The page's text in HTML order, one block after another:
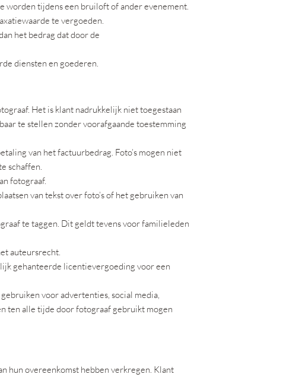
worden tijdens een bruiloft of ander evenement.
te vergoeden.
het bedrag dat door de
diensten en goederen.
Het is klant nadrukkelijk niet toegestaan
te stellen zonder voorafgaande toestemming
van het factuurbedrag. Foto’s mogen niet
schaffen.
fotograaf.
van tekst over foto’s of het gebruiken van
te taggen. Dit geldt tevens voor familieleden
auteursrecht.
gehanteerde licentievergoeding voor een
voor advertenties, social media,
ten alle tijde door fotograaf gebruikt mogen
hun overeenkomst hebben verkregen. Klant